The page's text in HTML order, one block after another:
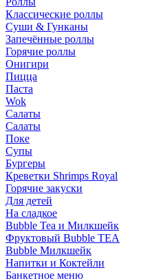
Классические роллы
Суши & Гунканы
Запечённые роллы
Горячие роллы
Онигири
Пицца
Паста
Wok
Салаты
Салаты
Поке
Супы
Бургеры
Креветки Shrimps Royal
Горячие закуски
Для детей
На сладкое
Bubble Tea и Милкшейк
Фруктовый Bubble TEA
Bubble Милкшейк
Напитки и Коктейли
Банкетное меню